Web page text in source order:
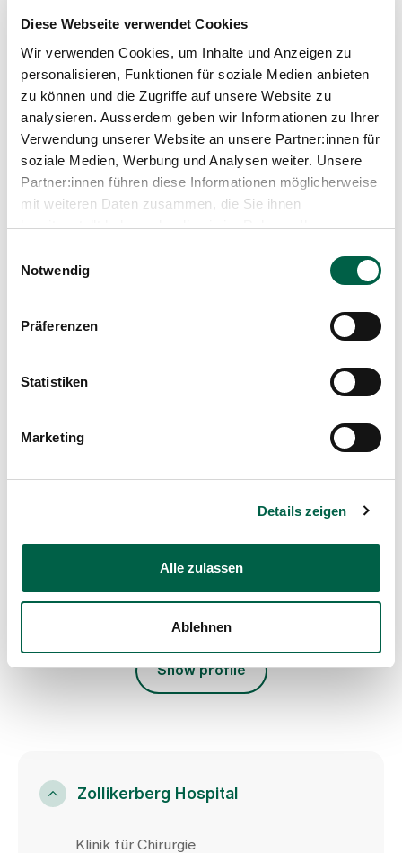
Diese Webseite verwendet Cookies
Wir verwenden Cookies, um Inhalte und Anzeigen zu
personalisieren, Funktionen für soziale Medien anbieten
zu können und die Zugriffe auf unsere Website zu
analysieren. Ausserdem geben wir Informationen zu Ihrer
Verwendung unserer Website an unsere Partner:innen für
soziale Medien, Werbung und Analysen weiter. Unsere
Partner:innen führen diese Informationen möglicherweise
mit weiteren Daten zusammen, die Sie ihnen
bereitgestellt haben oder die sie im Rahmen Ihrer
Notwendig
Präferenzen
Statistiken
Marketing
Details zeigen
Alle zulassen
Ablehnen
Departement Notfall- und Akutmedizin
Chirurgie
Trichtenhauserstrasse 20
8125 Zollikerberg
Mail
Attending physician
Chirurgie am Kreuzplatz
8008 Zürich
Mail
Show profile
Zollikerberg Hospital
Klinik für Chirurgie